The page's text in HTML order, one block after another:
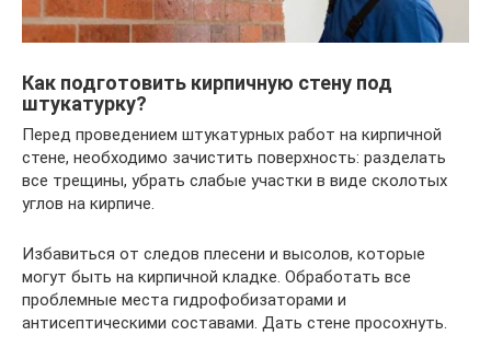
Как подготовить кирпичную стену под
штукатурку?
Перед проведением штукатурных работ на кирпичной
стене, необходимо зачистить поверхность: разделать
все трещины, убрать слабые участки в виде сколотых
углов на кирпиче.
Избавиться от следов плесени и высолов, которые
могут быть на кирпичной кладке. Обработать все
проблемные места гидрофобизаторами и
антисептическими составами. Дать стене просохнуть.